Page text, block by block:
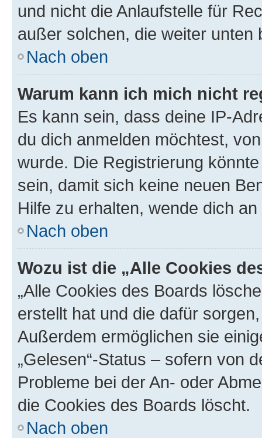
und nicht die Anlaufstelle für
außer solchen, die weiter unten
Nach oben
Warum kann ich mich nicht
Es kann sein, dass deine IP-
du dich anmelden möchtest,
wurde. Die Registrierung
sein, damit sich keine neuen
Hilfe zu erhalten, wende dich
Nach oben
Wozu ist die „Alle Cookies
„Alle Cookies des Boards
erstellt hat und die dafür
Außerdem ermöglichen sie
„Gelesen“-Status – sofern von
Probleme bei der An- oder
die Cookies des Boards löscht.
Nach oben